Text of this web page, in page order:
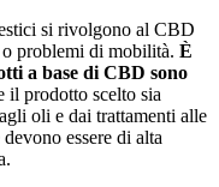
si rivolgono al CBD
problemi di mobilità. È
a base di CBD sono
il prodotto scelto sia
oli e dai trattamenti alle
essere di alta